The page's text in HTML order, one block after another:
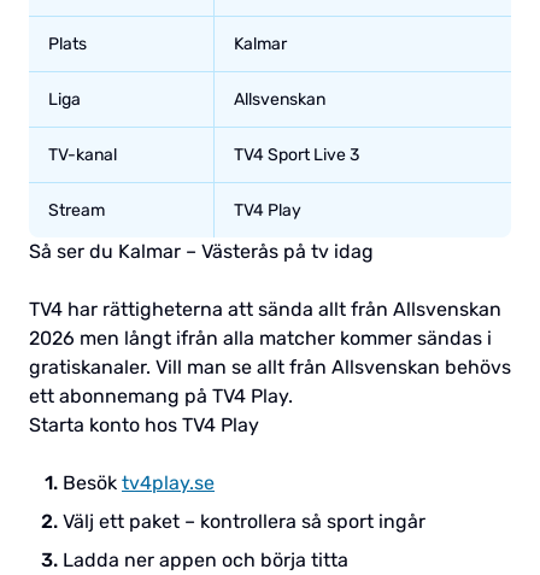
Plats Kalmar
Liga Allsvenskan
TV-kanal TV4 Sport Live 3
Stream TV4 Play
Så ser du Kalmar – Västerås på tv idag
TV4 har rättigheterna att sända allt från Allsvenskan
2026 men långt ifrån alla matcher kommer sändas i
gratiskanaler. Vill man se allt från Allsvenskan behövs
ett abonnemang på TV4 Play.
Starta konto hos TV4 Play
Besök tv4play.se
Välj ett paket – kontrollera så sport ingår
Ladda ner appen och börja titta